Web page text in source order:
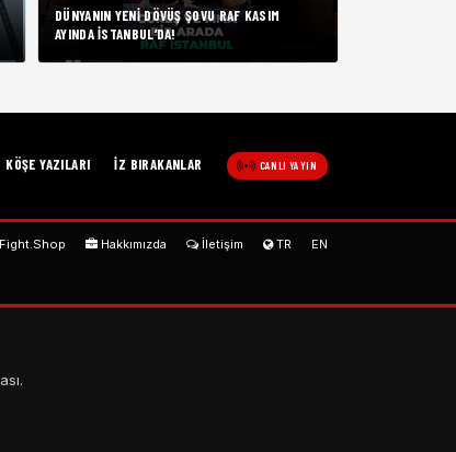
DÜNYANIN YENI DÖVÜŞ ŞOVU RAF KASIM
AYINDA İSTANBUL’DA!
KÖŞE YAZILARI İZ BIRAKANLAR CANLI YAYIN
Hakkımızda İletişim TR EN